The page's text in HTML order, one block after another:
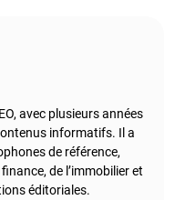
avec plusieurs années
informatifs. Il a
de référence,
de l’immobilier et
éditoriales.